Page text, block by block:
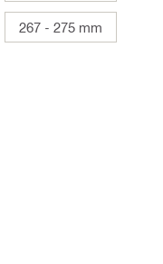
267 - 275 mm